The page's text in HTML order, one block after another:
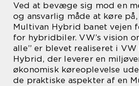
Ved at bevæge sig mod en
og ansvarlig måde at køre
Multivan Hybrid banet vejen
for hybridbiler. VW’s vision
alle” er blevet realiseret i
Hybrid, der leverer en
økonomisk køreoplevelse
de praktiske aspekter af en